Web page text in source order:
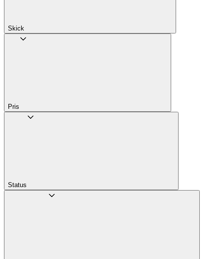
Skick
Pris
Status